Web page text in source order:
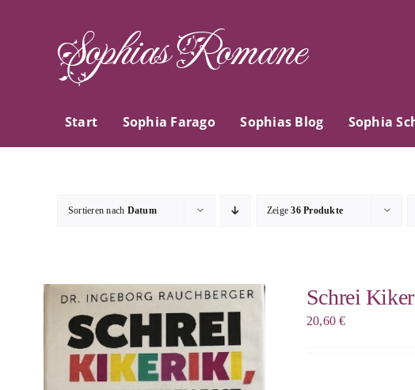
Sophias Romane
Start Sophia Farago Sophias Blog Sophia
Sortieren nach Datum Zeige36 Produkte
Schrei
20,60€